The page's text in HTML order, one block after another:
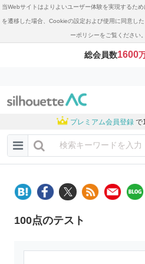
当Webサイトはよりよいユーザー体験を実現するた
を遷移した場合、Cookieの設定および使用に同意し
ーポリシーをご覧ください。
総会員数1600
プレミアム会員登録 で
100点のテスト